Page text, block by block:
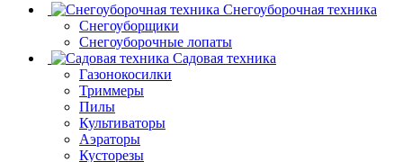
Снегоуборочная техника
Снегоуборщики
Снегоуборочные лопаты
Садовая техника
Газонокосилки
Триммеры
Пилы
Культиваторы
Аэраторы
Кусторезы